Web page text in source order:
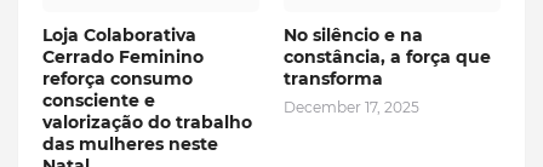
Loja Colaborativa
Cerrado Feminino
reforça consumo
consciente e
valorização do trabalho
das mulheres neste
No silêncio e na
constância, a força que
transforma
December 17, 2025